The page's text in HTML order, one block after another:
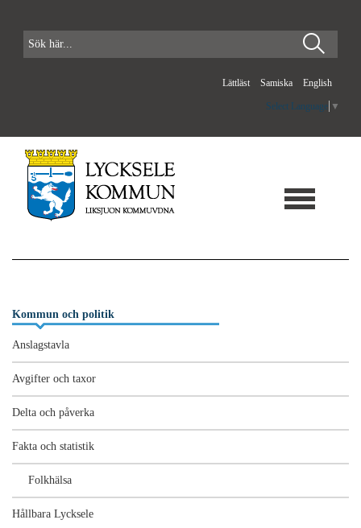
Lättläst Samiska English
Select Language ▼
Kommun och politik
Anslagstavla
Avgifter och taxor
Delta och påverka
Fakta och statistik
Folkhälsa
Hållbara Lycksele